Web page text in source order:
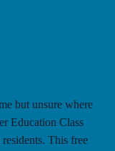
but unsure where
Education Class
This free